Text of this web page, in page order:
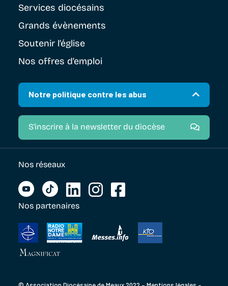
Services diocésains
Grands évènements
Soutenir l’église
Nos offres d’emploi
Notre politique contre les abus
S'inscrire à la newsletter du diocèse
Nos réseaux
Nos partenaires